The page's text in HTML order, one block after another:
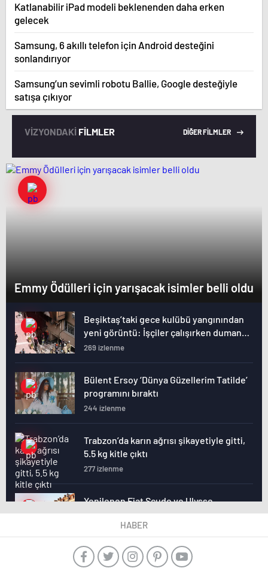
Katlanabilir iPad modeli beklenenden daha erken
gelecek
Samsung, 6 akıllı telefon için Android desteğini
sonlandırıyor
Samsung’un sevimli robotu Ballie, Google desteğiyle
satışa çıkıyor
VİZYONDAKİ FİLMLER DİĞER FİLMLER
Emmy Ödülleri için yarışacak isimler belli oldu
Beşiktaş’taki gece kulübü yangınından
yeni görüntü: İşçiler çalışırken duman
sardı
269 izlenme
Bülent Ersoy ‘Dünya Güzellerim Tatilde’
programını bıraktı
244 izlenme
Trabzon’da karın ağrısı şikayetiyle gitti,
5.5 kg kitle çıktı
277 izlenme
Yenilenen Fiat Scudo ve Ulysse
Türkiye’de satışta
246 izlenme
Şanlıurfalı gence akılalmaz işkence:
HABER